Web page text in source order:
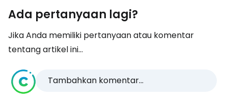
Ada pertanyaan lagi?
Jika Anda memiliki pertanyaan atau komentar
tentang artikel ini...
Tambahkan komentar...